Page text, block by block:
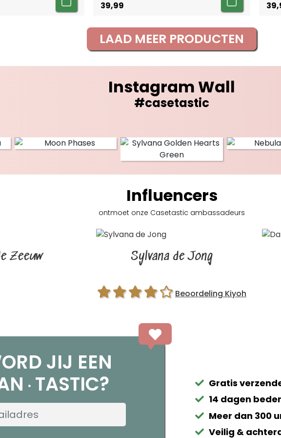
39,99
LAAD MEER PRODUCTEN
Instagram Wall
#casetastic
Influencers
ontmoet onze Casetastic ambassadeurs
Zeeuw Sylvana de Jong
Beoordeling Kiyoh
JIJ EEN
TASTIC?
Gratis
14 dagen
Meer dan 300
Veilig &